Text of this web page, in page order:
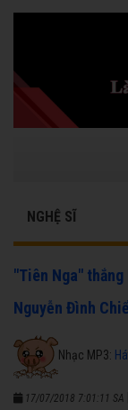
NGHỆ SĨ
"Tiên Nga"
Nguyễn Đình
Nhạc MP3:
17/07/2018 7:01:11 SA